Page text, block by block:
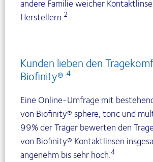
Herstellern.2
Kunden lieben den
Biofinity®.4
Eine Online-Umfrage mit
von Biofinity® sphere, toric und
99% der Träger bewerten den
von Biofinity® Kontaktlinsen
angenehm bis sehr hoch.4